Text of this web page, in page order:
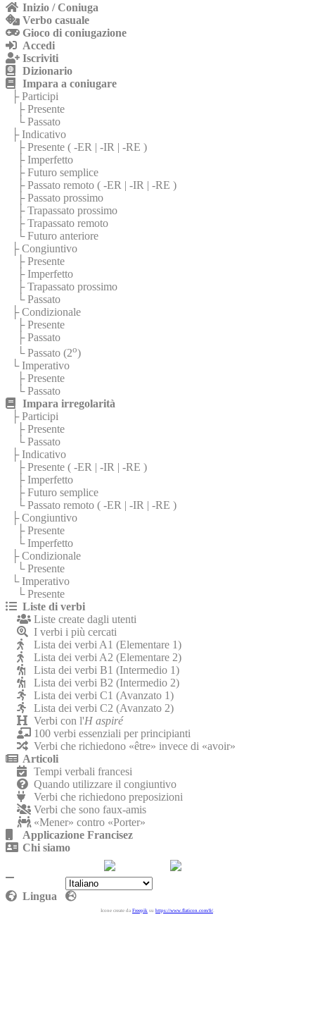
Inizio / Coniuga
Verbo casuale
Gioco di coniugazione
Accedi
Iscriviti
Dizionario
Impara a coniugare
├ Participi
├ Presente
└ Passato
├ Indicativo
├ Presente ( -ER | -IR | -RE )
├ Imperfetto
├ Futuro semplice
├ Passato remoto ( -ER | -IR | -RE )
├ Passato prossimo
├ Trapassato prossimo
├ Trapassato remoto
└ Futuro anteriore
├ Congiuntivo
├ Presente
├ Imperfetto
├ Trapassato prossimo
└ Passato
├ Condizionale
├ Presente
├ Passato
└ Passato (2o)
└ Imperativo
├ Presente
└ Passato
Impara irregolarità
├ Participi
├ Presente
└ Passato
├ Indicativo
├ Presente ( -ER | -IR | -RE )
├ Imperfetto
├ Futuro semplice
└ Passato remoto ( -ER | -IR | -RE )
├ Congiuntivo
├ Presente
└ Imperfetto
├ Condizionale
└ Presente
└ Imperativo
└ Presente
Liste di verbi
Liste create dagli utenti
I verbi i più cercati
Lista dei verbi A1 (Elementare 1)
Lista dei verbi A2 (Elementare 2)
Lista dei verbi B1 (Intermedio 1)
Lista dei verbi B2 (Intermedio 2)
Lista dei verbi C1 (Avanzato 1)
Lista dei verbi C2 (Avanzato 2)
Verbi con l'H aspiré
100 verbi essenziali per principianti
Verbi che richiedono «être» invece di «avoir»
Articoli
Tempi verbali francesi
Quando utilizzare il congiuntivo
Verbi che richiedono preposizioni
Verbi che sono faux-amis
«Mener» contro «Porter»
Applicazione Francisez
Chi siamo
Politica sulla riservatezza
Lingua
Icone create da Freepik su https://www.flaticon.com/fr/.